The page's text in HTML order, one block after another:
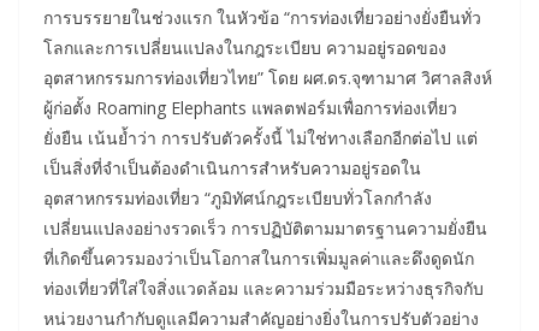
การบรรยายในช่วงแรก ในหัวข้อ “การท่องเที่ยวอย่างยั่งยืนทั่ว
โลกและการเปลี่ยนแปลงในกฎระเบียบ ความอยู่รอดของ
อุตสาหกรรมการท่องเที่ยวไทย” โดย ผศ.ดร.จุฑามาศ วิศาลสิงห์
ผู้ก่อตั้ง Roaming Elephants แพลตฟอร์มเพื่อการท่องเที่ยว
ยั่งยืน เน้นย้ำว่า การปรับตัวครั้งนี้ ไม่ใช่ทางเลือกอีกต่อไป แต่
เป็นสิ่งที่จำเป็นต้องดำเนินการสำหรับความอยู่รอดใน
อุตสาหกรรมท่องเที่ยว “ภูมิทัศน์กฎระเบียบทั่วโลกกำลัง
เปลี่ยนแปลงอย่างรวดเร็ว การปฏิบัติตามมาตรฐานความยั่งยืน
ที่เกิดขึ้นควรมองว่าเป็นโอกาสในการเพิ่มมูลค่าและดึงดูดนัก
ท่องเที่ยวที่ใส่ใจสิ่งแวดล้อม และความร่วมมือระหว่างธุรกิจกับ
หน่วยงานกำกับดูแลมีความสำคัญอย่างยิ่งในการปรับตัวอย่าง